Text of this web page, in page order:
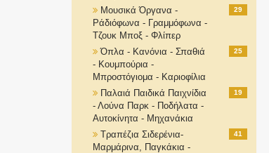
Μουσικά Όργανα -
Ράδιόφωνα - Γραμμόφωνα -
Τζουκ Μποξ - Φλίπερ
29
Όπλα - Κανόνια - Σπαθιά
- Κουμπούρια -
Μπροστόγιομα - Καριοφίλια
25
Παλαιά Παιδικά Παιχνίδια
- Λούνα Παρκ - Ποδήλατα -
Αυτοκίνητα - Μηχανάκια
19
Τραπέζια Σιδερένια-
Μαρμάρινα, Παγκάκια -
41